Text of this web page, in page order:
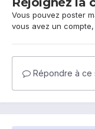
Vous pouvez poster
vous avez un compte,
Répondre à ce